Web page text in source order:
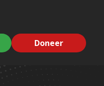
Doneer